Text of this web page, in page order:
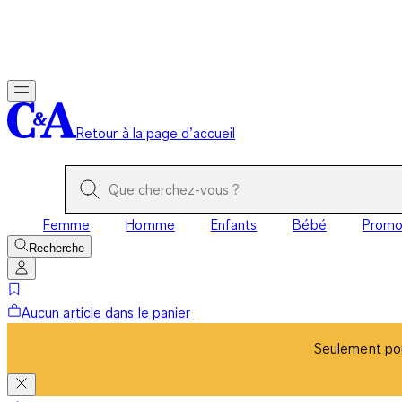
Retour à la page d’accueil
Femme Homme Enfants Bébé Promo
Recherche
Aucun article dans le panier
Seulement